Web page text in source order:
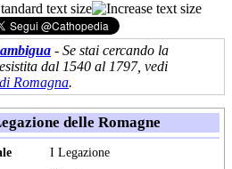
- Se stai cercando la
dal 1540 al 1797, vedi
Romagna.
delle Romagne
I Legazione